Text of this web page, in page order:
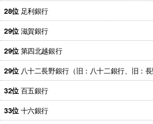
28位 足利銀行
29位 滋賀銀行
29位 第四北越銀行
29位 八十二長野銀行（旧：八十二銀行、旧：長
32位 百五銀行
33位 十六銀行